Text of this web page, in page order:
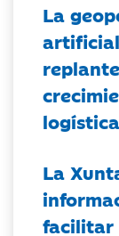
La
La
facilitar